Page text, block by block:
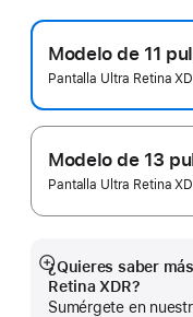
Modelo de 11
Pantalla Ultra Retina
Modelo de 13
Pantalla Ultra Retina
¿Quieres saber
Retina XDR?
Sumérgete en
Mostrar
más